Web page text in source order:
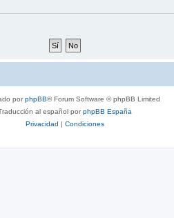
porphpBB® Forum Software © phpBB Limited
al español porphpBB España
Privacidad | Condiciones